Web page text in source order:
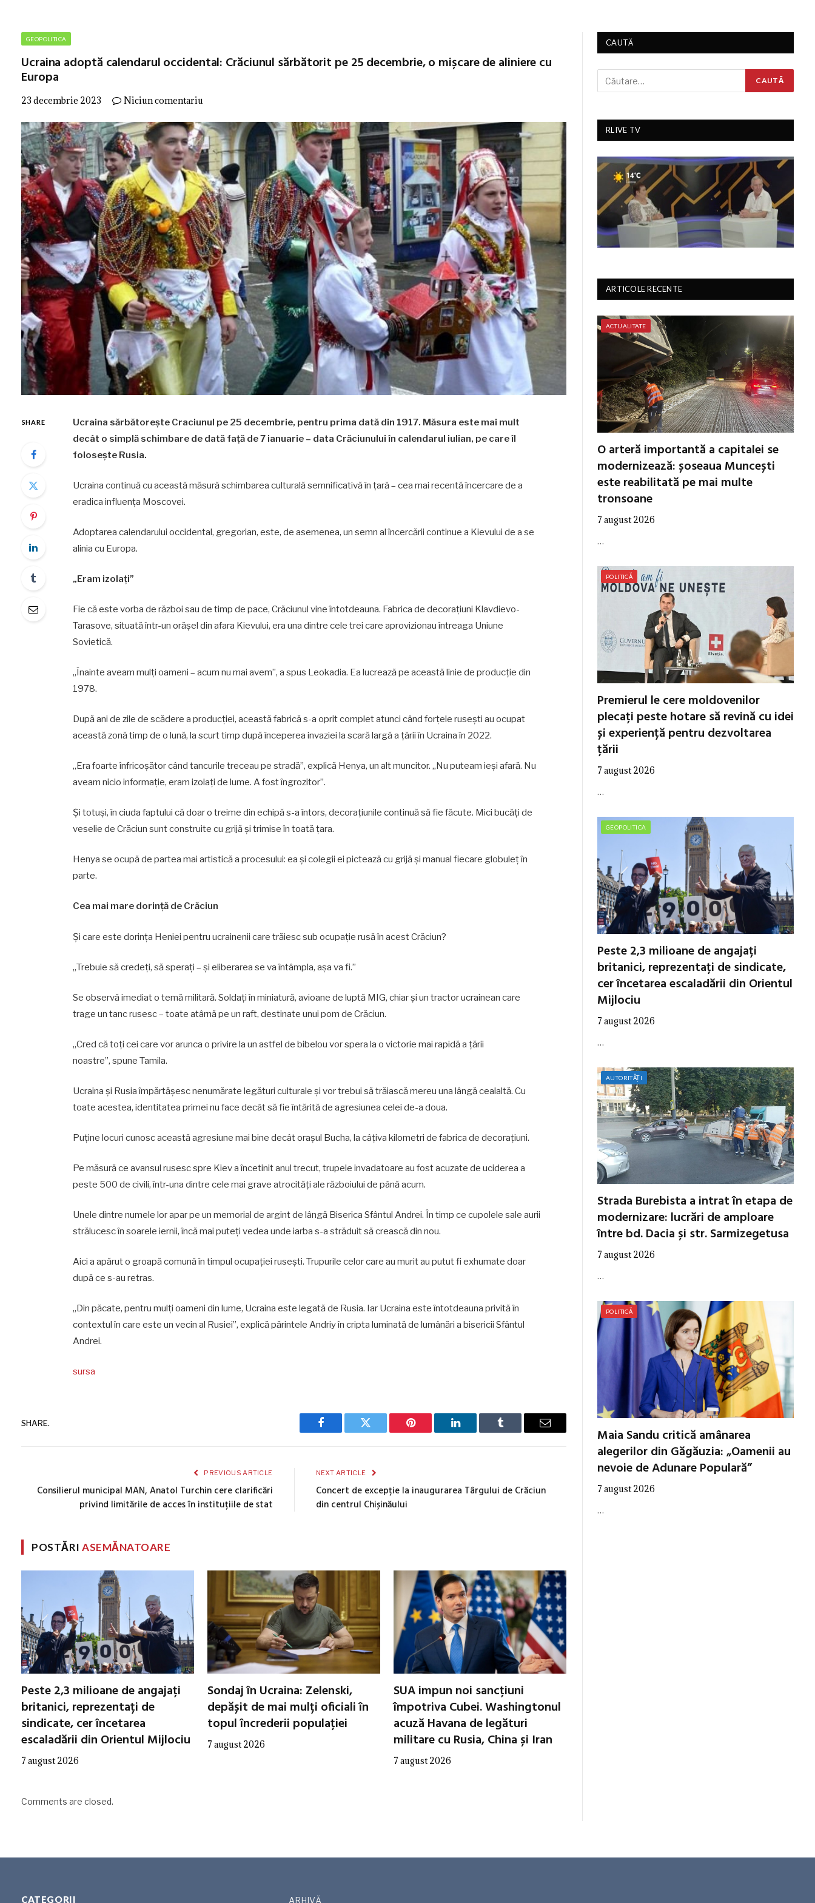
GEOPOLITICA
Ucraina adoptă calendarul occidental: Crăciunul sărbătorit pe 25 decembrie, o mișcare de aliniere cu
Europa
23 decembrie 2023 Niciun comentariu
SHARE
Ucraina sărbătorește Craciunul pe 25 decembrie, pentru prima dată din 1917. Măsura este mai mult
decât o simplă schimbare de dată față de 7 ianuarie – data Crăciunului în calendarul iulian, pe care îl
folosește Rusia.
Ucraina continuă cu această măsură schimbarea culturală semnificativă în țară – cea mai recentă încercare de a
eradica influența Moscovei.
Adoptarea calendarului occidental, gregorian, este, de asemenea, un semn al încercării continue a Kievului de a se
alinia cu Europa.
„Eram izolați”
Fie că este vorba de război sau de timp de pace, Crăciunul vine întotdeauna. Fabrica de decorațiuni Klavdievo-
Tarasove, situată într-un orășel din afara Kievului, era una dintre cele trei care aprovizionau întreaga Uniune
Sovietică.
„Înainte aveam mulți oameni – acum nu mai avem”, a spus Leokadia. Ea lucrează pe această linie de producție din
1978.
După ani de zile de scădere a producției, această fabrică s-a oprit complet atunci când forțele rusești au ocupat
această zonă timp de o lună, la scurt timp după începerea invaziei la scară largă a țării în Ucraina în 2022.
„Era foarte înfricoșător când tancurile treceau pe stradă”, explică Henya, un alt muncitor. „Nu puteam ieși afară. Nu
aveam nicio informație, eram izolați de lume. A fost îngrozitor”.
Și totuși, în ciuda faptului că doar o treime din echipă s-a întors, decorațiunile continuă să fie făcute. Mici bucăți de
veselie de Crăciun sunt construite cu grijă și trimise în toată țara.
Henya se ocupă de partea mai artistică a procesului: ea și colegii ei pictează cu grijă și manual fiecare globuleț în
parte.
Cea mai mare dorință de Crăciun
Și care este dorința Heniei pentru ucrainenii care trăiesc sub ocupație rusă în acest Crăciun?
„Trebuie să credeți, să sperați – și eliberarea se va întâmpla, așa va fi.”
Se observă imediat o temă militară. Soldați în miniatură, avioane de luptă MIG, chiar și un tractor ucrainean care
trage un tanc rusesc – toate atârnă pe un raft, destinate unui pom de Crăciun.
„Cred că toți cei care vor arunca o privire la un astfel de bibelou vor spera la o victorie mai rapidă a țării
noastre”, spune Tamila.
Ucraina și Rusia împărtășesc nenumărate legături culturale și vor trebui să trăiască mereu una lângă cealaltă. Cu
toate acestea, identitatea primei nu face decât să fie întărită de agresiunea celei de-a doua.
Puține locuri cunosc această agresiune mai bine decât orașul Bucha, la câțiva kilometri de fabrica de decorațiuni.
Pe măsură ce avansul rusesc spre Kiev a încetinit anul trecut, trupele invadatoare au fost acuzate de uciderea a
peste 500 de civili, într-una dintre cele mai grave atrocități ale războiului de până acum.
Unele dintre numele lor apar pe un memorial de argint de lângă Biserica Sfântul Andrei. În timp ce cupolele sale aurii
strălucesc în soarele iernii, încă mai puteți vedea unde iarba s-a străduit să crească din nou.
Aici a apărut o groapă comună în timpul ocupației rusești. Trupurile celor care au murit au putut fi exhumate doar
după ce s-au retras.
„Din păcate, pentru mulți oameni din lume, Ucraina este legată de Rusia. Iar Ucraina este întotdeauna privită în
contextul în care este un vecin al Rusiei”, explică părintele Andriy în cripta luminată de lumânări a bisericii Sfântul
Andrei.
sursa
SHARE.
Facebook Twitter Pinterest LinkedIn Tumblr Email
PREVIOUS ARTICLE
Consilierul municipal MAN, Anatol Turchin cere clarificări
privind limitările de acces în instituțiile de stat
NEXT ARTICLE
Concert de excepție la inaugurarea Târgului de Crăciun
din centrul Chișinăului
POSTĂRIASEMĂNATOARE
Peste 2,3 milioane de angajați
britanici, reprezentați de
sindicate, cer încetarea
escaladării din Orientul Mijlociu
7 august 2026
Sondaj în Ucraina: Zelenski,
depășit de mai mulți oficiali în
topul încrederii populației
7 august 2026
SUA impun noi sancțiuni
împotriva Cubei. Washingtonul
acuză Havana de legături
militare cu Rusia, China și Iran
7 august 2026
Comments are closed.
CAUTĂ
RLIVE TV
ARTICOLE RECENTE
ACTUALITATE
O arteră importantă a capitalei se
modernizează: șoseaua Muncești
este reabilitată pe mai multe
tronsoane
7 august 2026
…
POLITICĂ
Premierul le cere moldovenilor
plecați peste hotare să revină cu idei
și experiență pentru dezvoltarea
țării
7 august 2026
…
GEOPOLITICA
Peste 2,3 milioane de angajați
britanici, reprezentați de sindicate,
cer încetarea escaladării din Orientul
Mijlociu
7 august 2026
…
AUTORITĂȚI
Strada Burebista a intrat în etapa de
modernizare: lucrări de amploare
între bd. Dacia și str. Sarmizegetusa
7 august 2026
…
POLITICĂ
Maia Sandu critică amânarea
alegerilor din Găgăuzia: „Oamenii au
nevoie de Adunare Populară”
7 august 2026
…
CATEGORII ARHIVĂ